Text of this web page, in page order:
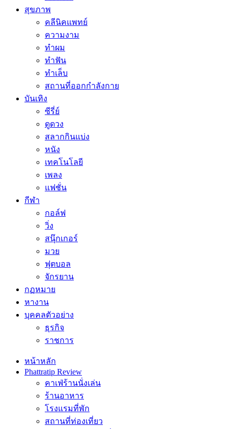
สุขภาพ
คลีนิคแพทย์
ความงาม
ทำผม
ทำฟัน
ทำเล็บ
สถานที่ออกกำลังกาย
บันเทิง
ซีรี่ย์
ดูดวง
สลากกินแบ่ง
หนัง
เทคโนโลยี
เพลง
แฟชั่น
กีฬา
กอล์ฟ
วิ่ง
สนุ๊กเกอร์
มวย
ฟุตบอล
จักรยาน
กฏหมาย
หางาน
บุคคลตัวอย่าง
ธุรกิจ
ราชการ
หน้าหลัก
Phattratip Review
คาเฟ่ร้านนั่งเล่น
ร้านอาหาร
โรงแรมที่พัก
สถานที่ท่องเที่ยว